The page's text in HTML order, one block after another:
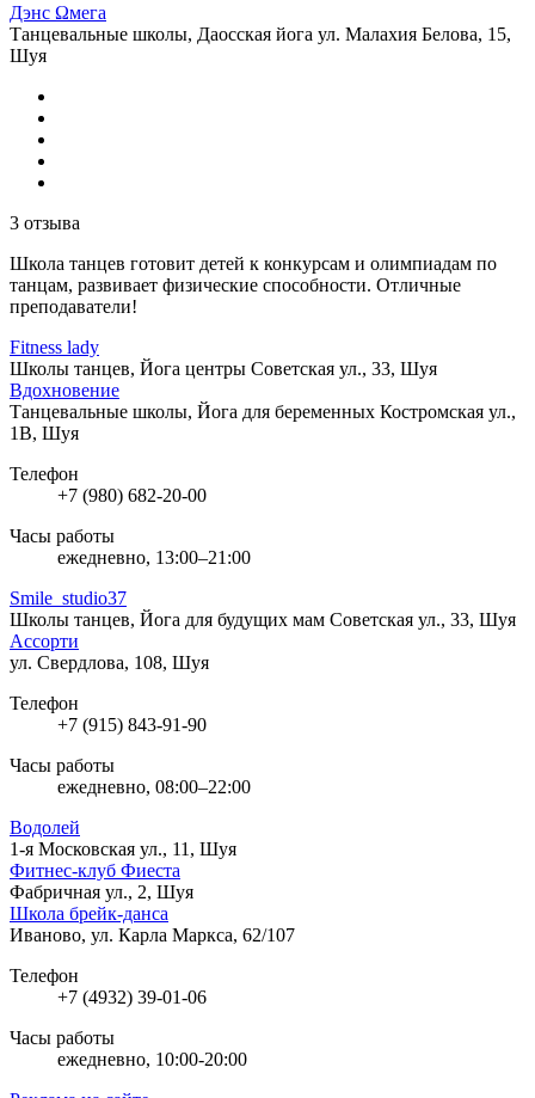
Дэнс Ωмега
Танцевальные школы, Даосская йога ул. Малахия Белова, 15,
Шуя
3 отзыва
Школа танцев готовит детей к конкурсам и олимпиадам по
танцам, развивает физические способности. Отличные
преподаватели!
Fitness lady
Школы танцев, Йога центры Советская ул., 33, Шуя
Вдохновение
Танцевальные школы, Йога для беременных Костромская ул.,
1В, Шуя
Телефон
+7 (980) 682-20-00
Часы работы
ежедневно, 13:00–21:00
Smile_studio37
Школы танцев, Йога для будущих мам Советская ул., 33, Шуя
Ассорти
ул. Свердлова, 108, Шуя
Телефон
+7 (915) 843-91-90
Часы работы
ежедневно, 08:00–22:00
Водолей
1-я Московская ул., 11, Шуя
Фитнес-клуб Фиеста
Фабричная ул., 2, Шуя
Школа брейк-данса
Иваново, ул. Карла Маркса, 62/107
Телефон
+7 (4932) 39-01-06
Часы работы
ежедневно, 10:00-20:00